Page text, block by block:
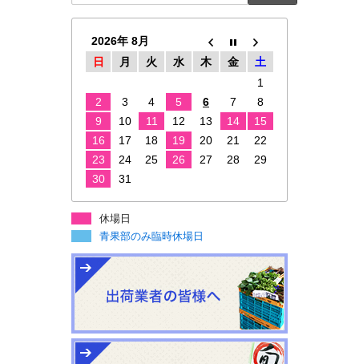
2026年 8月
日
月 火 水 木 金
土
1
2
3 4 5 6 7
8
9
10 11 12 13 14
15
16
17 18 19 20 21
22
23
24 25 26 27 28
29
30
31
休場日
青果部のみ臨時休場日